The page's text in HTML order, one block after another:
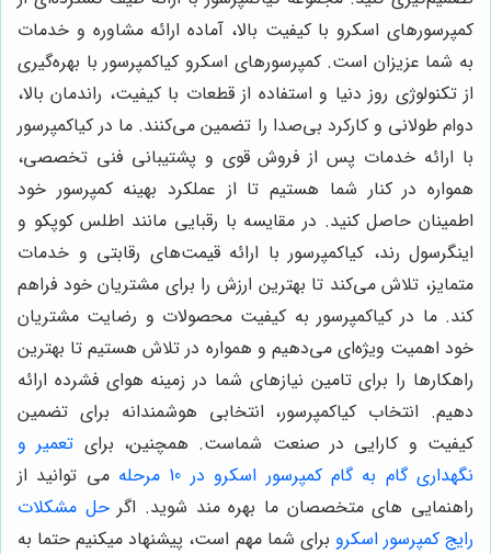
کمپرسورهای اسکرو با کیفیت بالا، آماده ارائه مشاوره و خدمات
به شما عزیزان است. کمپرسورهای اسکرو کیاکمپرسور با بهره‌گیری
از تکنولوژی روز دنیا و استفاده از قطعات با کیفیت، راندمان بالا،
دوام طولانی و کارکرد بی‌صدا را تضمین می‌کنند. ما در کیاکمپرسور
با ارائه خدمات پس از فروش قوی و پشتیبانی فنی تخصصی،
همواره در کنار شما هستیم تا از عملکرد بهینه کمپرسور خود
اطمینان حاصل کنید. در مقایسه با رقبایی مانند اطلس کوپکو و
اینگرسول رند، کیاکمپرسور با ارائه قیمت‌های رقابتی و خدمات
متمایز، تلاش می‌کند تا بهترین ارزش را برای مشتریان خود فراهم
کند. ما در کیاکمپرسور به کیفیت محصولات و رضایت مشتریان
خود اهمیت ویژه‌ای می‌دهیم و همواره در تلاش هستیم تا بهترین
راهکارها را برای تامین نیازهای شما در زمینه هوای فشرده ارائه
دهیم. انتخاب کیاکمپرسور، انتخابی هوشمندانه برای تضمین
کیفیت و کارایی در صنعت شماست. همچنین، برای تعمیر و
نگهداری گام به گام کمپرسور اسکرو در 10 مرحله
می توانید از
راهنمایی های متخصصان ما بهره مند شوید. اگرحل مشکلات
رایج کمپرسور اسکرو برای شما مهم است، پیشنهاد میکنیم حتما به